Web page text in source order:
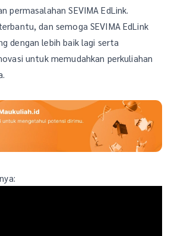
permasalahan SEVIMA EdLink.
dan semoga SEVIMA EdLink
dengan lebih baik lagi serta
untuk memudahkan perkuliahan